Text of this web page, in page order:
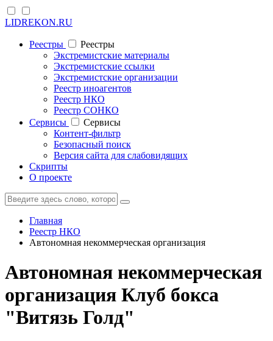
LIDREKON.RU
Реестры
Реестры
Экстремистские материалы
Экстремистские ссылки
Экстремистские организации
Реестр иноагентов
Реестр НКО
Реестр СОНКО
Cервисы
Cервисы
Контент-фильтр
Безопасный поиск
Версия сайта для слабовидящих
Скрипты
О проекте
Главная
Реестр НКО
Автономная некоммерческая организация
Автономная некоммерческая
организация Клуб бокса
"Витязь Голд"